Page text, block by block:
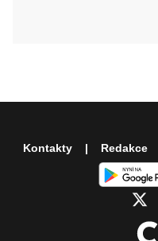
Kontakty Redakce